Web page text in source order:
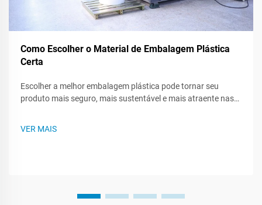
Como Escolher o Material de Embalagem Plástica
Certa
Escolher a melhor embalagem plástica pode tornar seu
produto mais seguro, mais sustentável e mais atraente nas
VER MAIS